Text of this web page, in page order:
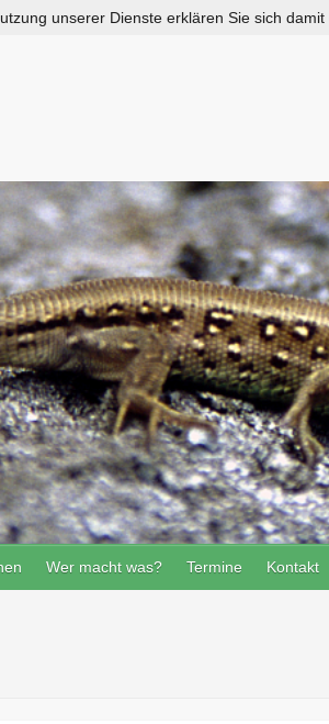
Wer macht was? Termine Kontakt
unserer Dienste erklären Sie sich